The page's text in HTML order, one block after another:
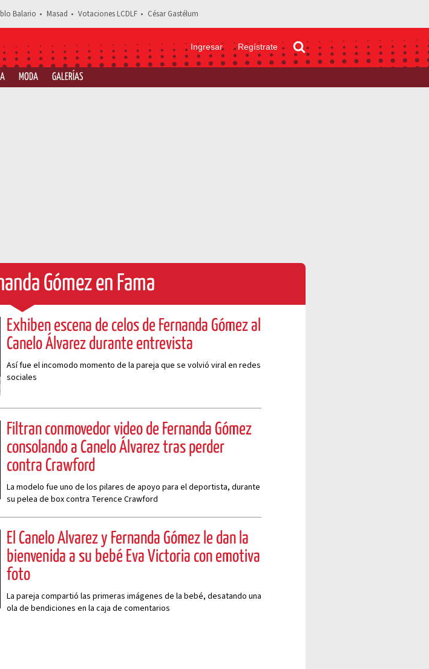
Balario Masad Votaciones LCDLF César Gastélum
Ingresar Regístrate
MODA GALERÍAS
Gómez en Fama
Exhiben escena de celos de Fernanda Gómez al
Canelo Álvarez durante entrevista
Así fue el incomodo momento de la pareja que se volvió viral en redes
sociales
Filtran conmovedor video de Fernanda Gómez
consolando a Canelo Álvarez tras perder
contra Crawford
La modelo fue uno de los pilares de apoyo para el deportista, durante
su pelea de box contra Terence Crawford
El Canelo Álvarez y Fernanda Gómez le dan la
bienvenida a su bebé Eva Victoria con emotiva
foto
La pareja compartió las primeras imágenes de la bebé, desatando una
ola de bendiciones en la caja de comentarios